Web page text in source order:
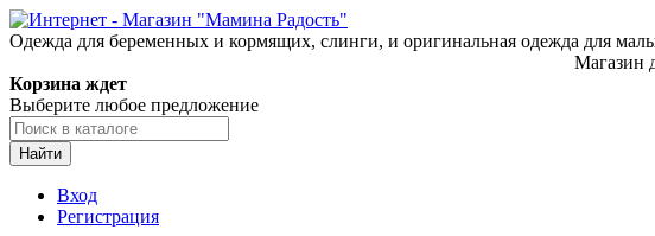
Одежда для беременных и кормящих, слинги, и оригинальная одежда для
Магазин
Корзина ждет
Выберите любое предложение
Найти
Вход
Регистрация